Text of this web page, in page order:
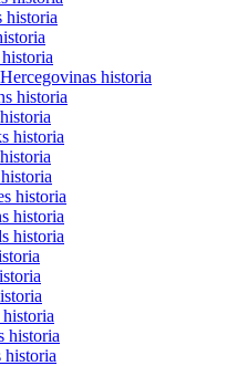
historia
historia
historia
historia
historia
historia
historia
historia
historia